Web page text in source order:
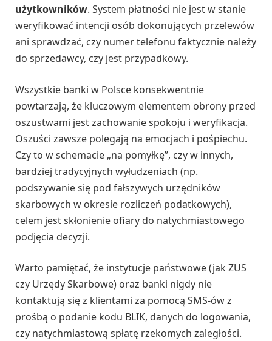
użytkowników. System płatności nie jest w stanie
weryfikować intencji osób dokonujących przelewów
ani sprawdzać, czy numer telefonu faktycznie należy
do sprzedawcy, czy jest przypadkowy.
Wszystkie banki w Polsce konsekwentnie
powtarzają, że kluczowym elementem obrony przed
oszustwami jest zachowanie spokoju i weryfikacja.
Oszuści zawsze polegają na emocjach i pośpiechu.
Czy to w schemacie „na pomyłkę”, czy w innych,
bardziej tradycyjnych wyłudzeniach (np.
podszywanie się pod fałszywych urzędników
skarbowych w okresie rozliczeń podatkowych),
celem jest skłonienie ofiary do natychmiastowego
podjęcia decyzji.
Warto pamiętać, że instytucje państwowe (jak ZUS
czy Urzędy Skarbowe) oraz banki nigdy nie
kontaktują się z klientami za pomocą SMS-ów z
prośbą o podanie kodu BLIK, danych do logowania,
czy natychmiastową spłatę rzekomych zaległości.